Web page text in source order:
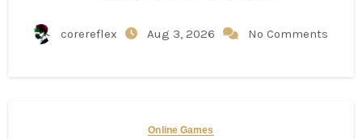
corereflex Aug 3, 2026 No Comments
Online Games